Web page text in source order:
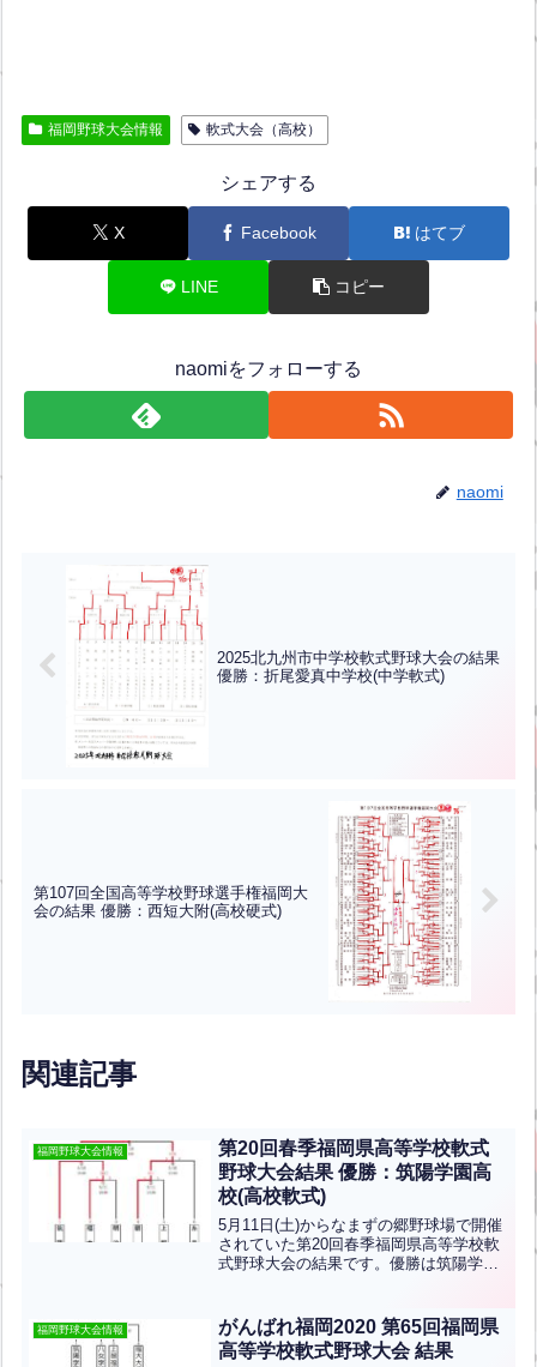
福岡野球大会情報 軟式大会（高校）
シェアする
X Facebook はてブ
LINE コピー
naomiをフォローする
naomi
2025北九州市中学校軟式野球大会の結果
優勝：折尾愛真中学校(中学軟式)
第107回全国高等学校野球選手権福岡大
会の結果 優勝：西短大附(高校硬式)
関連記事
福岡野球大会情報
第20回春季福岡県高等学校軟式
野球大会結果 優勝：筑陽学園高
校(高校軟式)
5月11日(土)からなまずの郷野球場で開催
されていた第20回春季福岡県高等学校軟
式野球大会の結果です。優勝は筑陽学園
福岡野球大会情報
がんばれ福岡2020 第65回福岡県
高等学校軟式野球大会 結果